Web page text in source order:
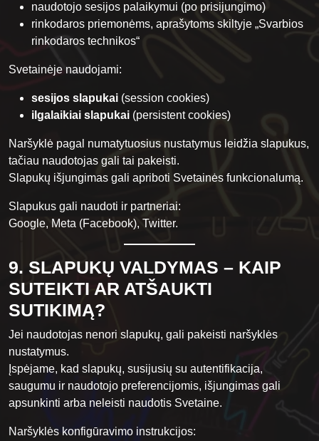
naudotojo sesijos palaikymui (po prisijungimo)
rinkodaros priemonėms, aprašytoms skiltyje „Svarbios
rinkodaros technikos“
Svetainėje naudojami:
sesijos slapukai (session cookies)
ilgalaikiai slapukai (persistent cookies)
Naršyklė pagal numatytuosius nustatymus leidžia slapukus,
tačiau naudotojas gali tai pakeisti.
Slapukų išjungimas gali apriboti Svetainės funkcionalumą.
Slapukus gali naudoti ir partneriai:
Google, Meta (Facebook), Twitter.
9. SLAPUKŲ VALDYMAS – KAIP
SUTEIKTI AR ATŠAUKTI
SUTIKIMĄ?
Jei naudotojas nenori slapukų, gali pakeisti naršyklės
nustatymus.
Įspėjame, kad slapukų, susijusių su autentifikacija,
saugumu ir naudotojo preferencijomis, išjungimas gali
apsunkinti arba neleisti naudotis Svetaine.
Naršyklės konfigūravimo instrukcijos: